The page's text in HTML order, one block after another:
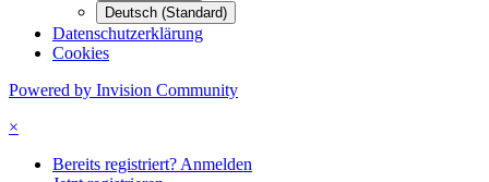
Deutsch (Standard)
Datenschutzerklärung
Cookies
Powered by Invision Community
×
Bereits registriert? Anmelden